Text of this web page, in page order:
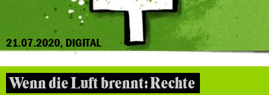
21.07.2020, DIGITAL
Wenn die Luft brennt: Rechte